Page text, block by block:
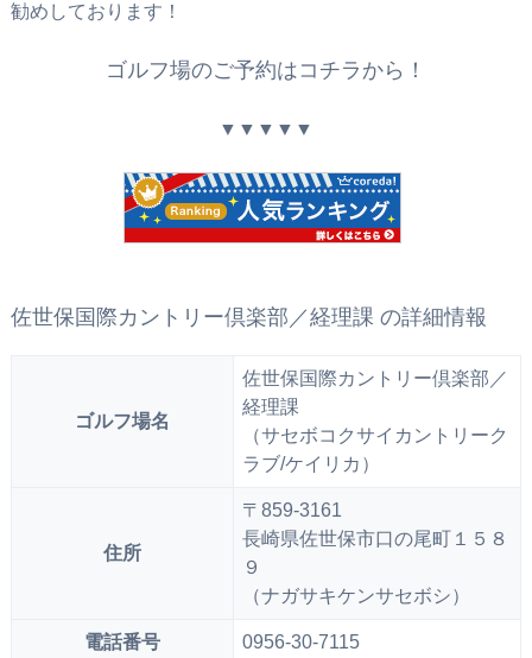
勧めしております！
ゴルフ場のご予約はコチラから！
▼▼▼▼▼
佐世保国際カントリー倶楽部／経理課 の詳細情報
ゴルフ場名
佐世保国際カントリー倶楽部／
経理課
（サセボコクサイカントリーク
ラブ/ケイリカ）
住所
〒859-3161
長崎県佐世保市口の尾町１５８
９
（ナガサキケンサセボシ）
電話番号
0956-30-7115